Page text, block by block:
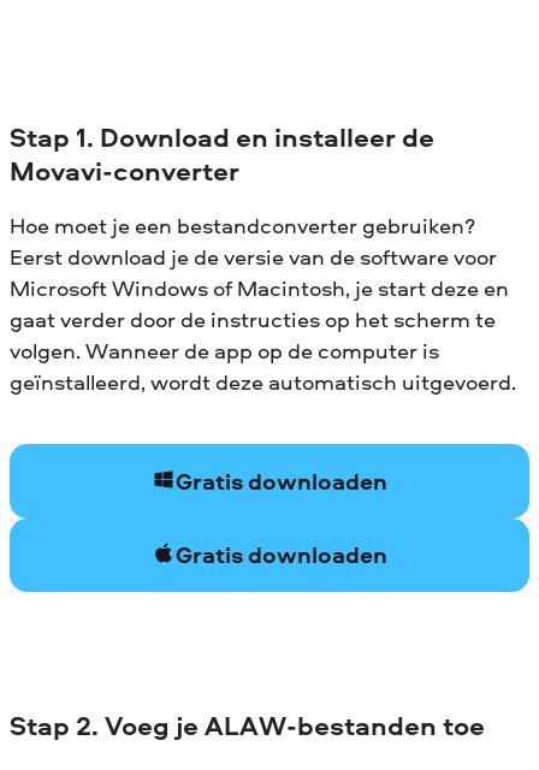
Stap 1. Download en installeer de
Movavi-converter
Hoe moet je een bestandconverter gebruiken?
Eerst download je de versie van de software voor
Microsoft Windows of Macintosh, je start deze en
gaat verder door de instructies op het scherm te
volgen. Wanneer de app op de computer is
geïnstalleerd, wordt deze automatisch uitgevoerd.
Gratis downloaden
Gratis downloaden
Stap 2. Voeg je ALAW-bestanden toe